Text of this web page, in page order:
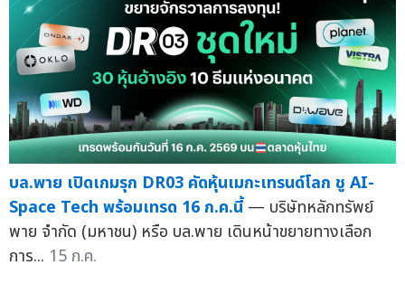
บล.พาย เปิดเกมรุก DR03 คัดหุ้นเมกะเทรนด์โลก ชู AI-
Space Tech พร้อมเทรด 16 ก.ค.นี้ — บริษัทหลักทรัพย์
พาย จำกัด (มหาชน) หรือ บล.พาย เดินหน้าขยายทางเลือก
การ... 15 ก.ค.